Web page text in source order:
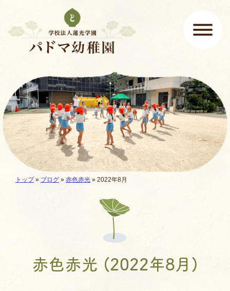
メインメニュー
ここから本文です。
現在地:
トップ» ブログ » 赤色赤光 » 2022年8月
赤色赤光 (2022年8月)